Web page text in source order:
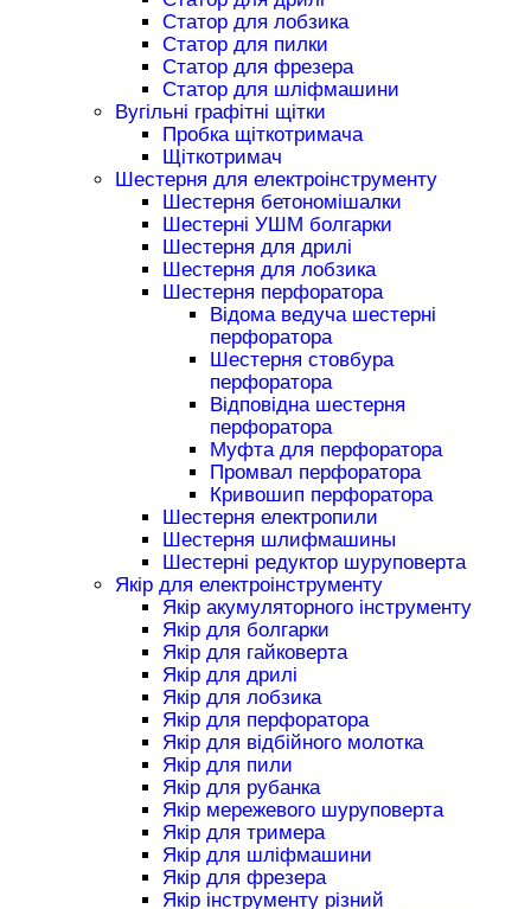
Статор для лобзика
Статор для пилки
Статор для фрезера
Статор для шліфмашини
Вугільні графітні щітки
Пробка щіткотримача
Щіткотримач
Шестерня для електроінструменту
Шестерня бетономішалки
Шестерні УШМ болгарки
Шестерня для дрилі
Шестерня для лобзика
Шестерня перфоратора
Відома ведуча шестерні
перфоратора
Шестерня стовбура
перфоратора
Відповідна шестерня
перфоратора
Муфта для перфоратора
Промвал перфоратора
Кривошип перфоратора
Шестерня електропили
Шестерня шлифмашины
Шестерні редуктор шуруповерта
Якір для електроінструменту
Якір акумуляторного інструменту
Якір для болгарки
Якір для гайковерта
Якір для дрилі
Якір для лобзика
Якір для перфоратора
Якір для відбійного молотка
Якір для пили
Якір для рубанка
Якір мережевого шуруповерта
Якір для тримера
Якір для шліфмашини
Якір для фрезера
Якір інструменту різний